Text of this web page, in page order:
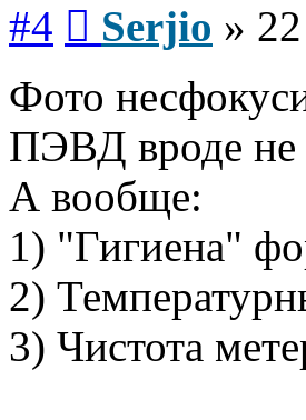
#4 Serjio »
Фото
ПЭВД вроде не
А вообще:
1) "Гигиена"
2)
3) Чистота